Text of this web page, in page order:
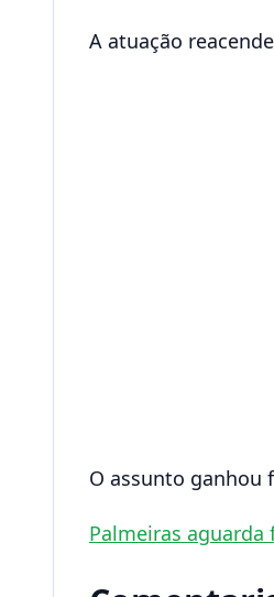
A atuação
O assunto ganhou
Palmeiras aguarda